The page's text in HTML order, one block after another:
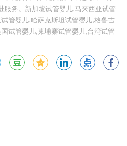
服务。新加坡试管婴儿,马来西亚试管
管婴儿,哈萨克斯坦试管婴儿,格鲁吉
试管婴儿,柬埔寨试管婴儿,台湾试管